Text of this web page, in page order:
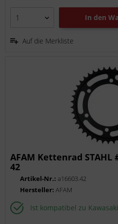
In den
Auf die Merkliste
AFAM Kettenrad STAHL
42
Artikel-Nr.: a16603.42
Hersteller:AFAM
Ist kompatibel zu